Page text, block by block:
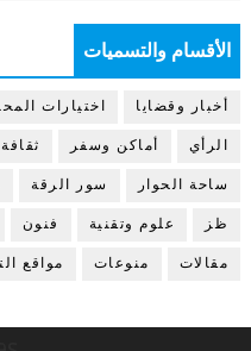
الأقسام والتسميات
أخبار وقضايا اختيارات
الرأي أماكن وسفر
ساحة الحوار سور الرقة
ظز علوم وتقنية فنون
مقالات منوعات مواقع